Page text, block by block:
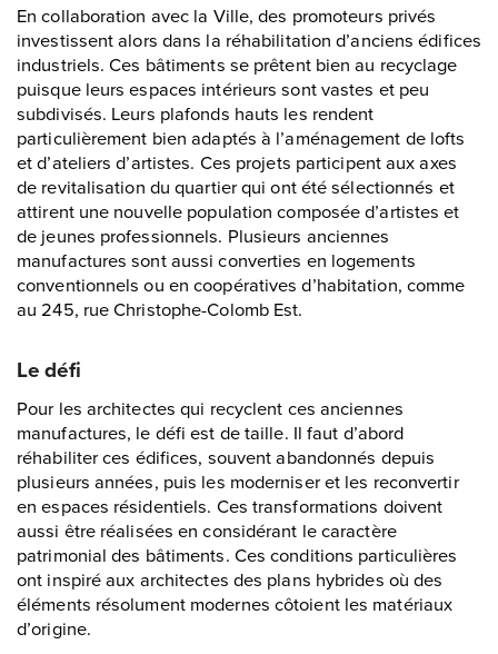
En collaboration avec la Ville, des promoteurs privés
investissent alors dans la réhabilitation d’anciens édifices
industriels. Ces bâtiments se prêtent bien au recyclage
puisque leurs espaces intérieurs sont vastes et peu
subdivisés. Leurs plafonds hauts les rendent
particulièrement bien adaptés à l’aménagement de lofts
et d’ateliers d’artistes. Ces projets participent aux axes
de revitalisation du quartier qui ont été sélectionnés et
attirent une nouvelle population composée d’artistes et
de jeunes professionnels. Plusieurs anciennes
manufactures sont aussi converties en logements
conventionnels ou en coopératives d’habitation, comme
au 245, rue Christophe-Colomb Est.
Le défi
Pour les architectes qui recyclent ces anciennes
manufactures, le défi est de taille. Il faut d’abord
réhabiliter ces édifices, souvent abandonnés depuis
plusieurs années, puis les moderniser et les reconvertir
en espaces résidentiels. Ces transformations doivent
aussi être réalisées en considérant le caractère
patrimonial des bâtiments. Ces conditions particulières
ont inspiré aux architectes des plans hybrides où des
éléments résolument modernes côtoient les matériaux
d’origine.